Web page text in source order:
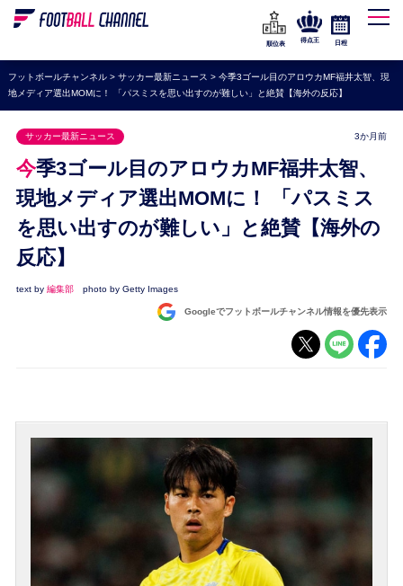
WEリーグ
海外サッカー
プレミアリーグ
ラ・リーガ
セリエA
ブンデスリーガ
UEFA
ナショナルチーム
高校サッカー
順位表
得点王 日程
フットボールチャンネル> サッカー最新ニュース > 今季3ゴール目のアロウカMF福井太智、現
地メディア選出MOMに！ 「パスミスを思い出すのが難しい」と絶賛【海外の反応】
サッカー最新ニュース 3か月前
今季3ゴール目のアロウカMF福井太智、
現地メディア選出MOMに！ 「パスミス
を思い出すのが難しい」と絶賛【海外の
反応】
text by 編集部 photo by Getty Images
Googleでフットボールチャンネル情報を優先表示